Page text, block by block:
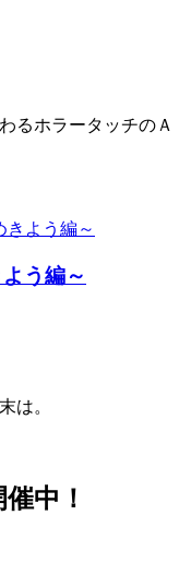
るホラータッチのＡ
う編～
は。
中！